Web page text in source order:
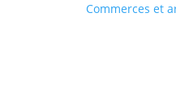
Commerces et